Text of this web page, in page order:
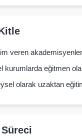
veren
kurumlarda eğitmen
olarak uzaktan